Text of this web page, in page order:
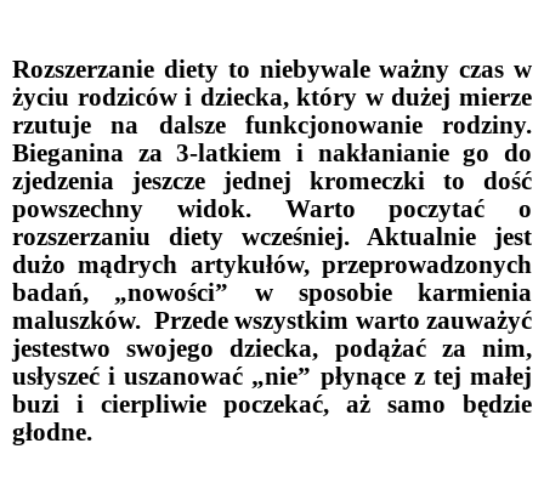
Rozszerzanie diety to niebywale ważny czas w
życiu rodziców i dziecka, który w dużej mierze
rzutuje na dalsze funkcjonowanie rodziny.
Bieganina za 3-latkiem i nakłanianie go do
zjedzenia jeszcze jednej kromeczki to dość
powszechny widok. Warto poczytać o
rozszerzaniu diety wcześniej. Aktualnie jest
dużo mądrych artykułów, przeprowadzonych
badań, „nowości” w sposobie karmienia
maluszków. Przede wszystkim warto zauważyć
jestestwo swojego dziecka, podążać za nim,
usłyszeć i uszanować „nie” płynące z tej małej
buzi i cierpliwie poczekać, aż samo będzie
głodne.